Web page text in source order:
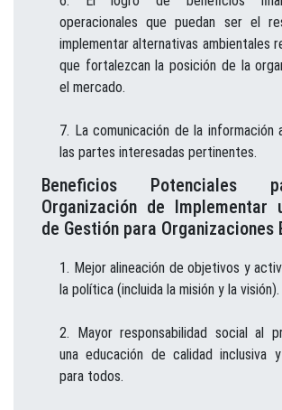
operacionales que puedan ser el
implementar alternativas ambientales
que fortalezcan la posición de la
el mercado.
La comunicación de la información
las partes interesadas pertinentes.
Beneficios Potenciales
Organización de Implementar
de Gestión para Organizaciones
Mejor alineación de objetivos y
la política (incluida la misión y la visión).
Mayor responsabilidad social al
una educación de calidad inclusiva
para todos.